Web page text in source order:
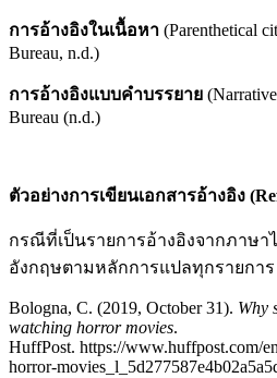
การอ้างอิงในเนื้อหา (Parenthetical
Bureau, n.d.)
การอ้างอิงแบบคำบรรยาย
Bureau (n.d.)
ตัวอย่างการเขียนเอกสารอ้างอิง (
กรณีที่เป็นรายการอ้างอิงจากภาษา
อังกฤษตามหลักการแปลทุกรายการ
Bologna, C. (2019, October 31). Why
watching horror movies.
HuffPost. https://www.huffpost.com/
horror-